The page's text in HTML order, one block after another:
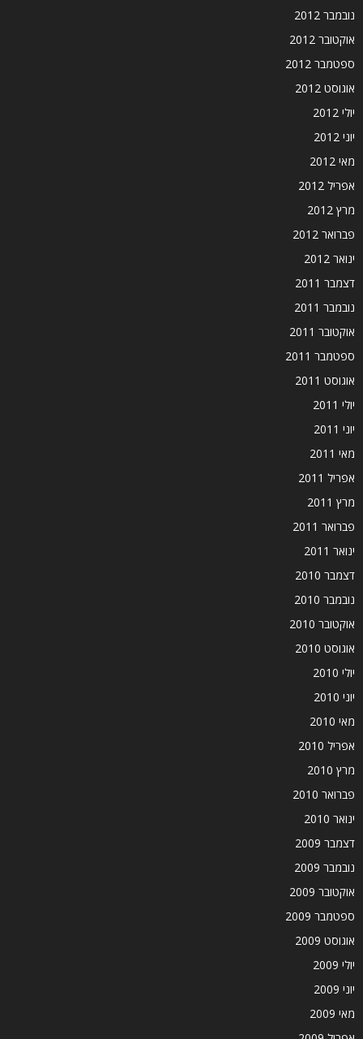
נובמבר 2012
אוקטובר 2012
ספטמבר 2012
אוגוסט 2012
יולי 2012
יוני 2012
מאי 2012
אפריל 2012
מרץ 2012
פברואר 2012
ינואר 2012
דצמבר 2011
נובמבר 2011
אוקטובר 2011
ספטמבר 2011
אוגוסט 2011
יולי 2011
יוני 2011
מאי 2011
אפריל 2011
מרץ 2011
פברואר 2011
ינואר 2011
דצמבר 2010
נובמבר 2010
אוקטובר 2010
אוגוסט 2010
יולי 2010
יוני 2010
מאי 2010
אפריל 2010
מרץ 2010
פברואר 2010
ינואר 2010
דצמבר 2009
נובמבר 2009
אוקטובר 2009
ספטמבר 2009
אוגוסט 2009
יולי 2009
יוני 2009
מאי 2009